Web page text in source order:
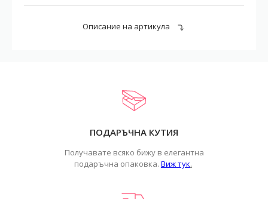
Описание на артикула
ПОДАРЪЧНА КУТИЯ
Получавате всяко бижу в елегантна
подаръчна опаковка. Виж тук.